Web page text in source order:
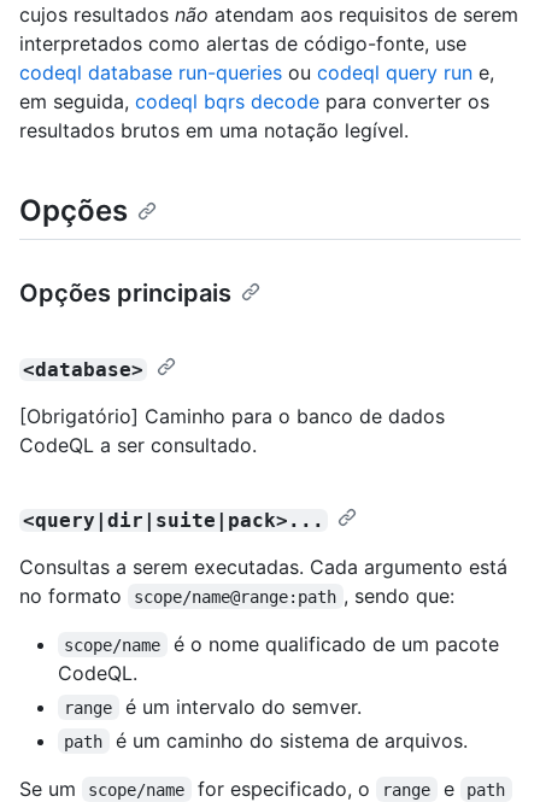
cujos resultados não atendam aos requisitos de serem
interpretados como alertas de código-fonte, use
codeql database run-queries ou codeql query run e,
em seguida, codeql bqrs decode para converter os
resultados brutos em uma notação legível.
Opções
Opções principais
<database>
[Obrigatório] Caminho para o banco de dados
CodeQL a ser consultado.
<query|dir|suite|pack>...
Consultas a serem executadas. Cada argumento está
no formato
scope/name@range:path , sendo que:
scope/name
é o nome qualificado de um pacote
CodeQL.
range é um intervalo do semver.
path
é um caminho do sistema de arquivos.
Se um
scope/name for especificado, o range e path